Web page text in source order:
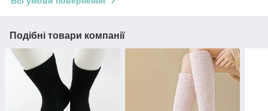
Подібні товари компанії